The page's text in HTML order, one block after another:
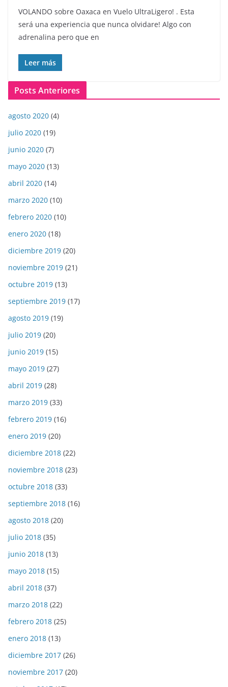
VOLANDO sobre Oaxaca en Vuelo UltraLigero! . Esta
será una experiencia que nunca olvidare! Algo con
adrenalina pero que en
Leer más
Posts Anteriores
agosto 2020 (4)
julio 2020 (19)
junio 2020 (7)
mayo 2020 (13)
abril 2020 (14)
marzo 2020 (10)
febrero 2020 (10)
enero 2020 (18)
diciembre 2019 (20)
noviembre 2019 (21)
octubre 2019 (13)
septiembre 2019 (17)
agosto 2019 (19)
julio 2019 (20)
junio 2019 (15)
mayo 2019 (27)
abril 2019 (28)
marzo 2019 (33)
febrero 2019 (16)
enero 2019 (20)
diciembre 2018 (22)
noviembre 2018 (23)
octubre 2018 (33)
septiembre 2018 (16)
agosto 2018 (20)
julio 2018 (35)
junio 2018 (13)
mayo 2018 (15)
abril 2018 (37)
marzo 2018 (22)
febrero 2018 (25)
enero 2018 (13)
diciembre 2017 (26)
noviembre 2017 (20)